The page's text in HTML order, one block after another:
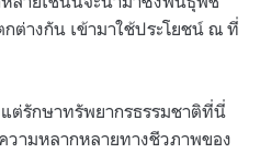
ต่างกัน เข้ามาใช้ประโยชน์ ณ ที่
ต่รักษาทรัพยากรธรรมชาติที่นี่
วามหลากหลายทางชีวภาพของ